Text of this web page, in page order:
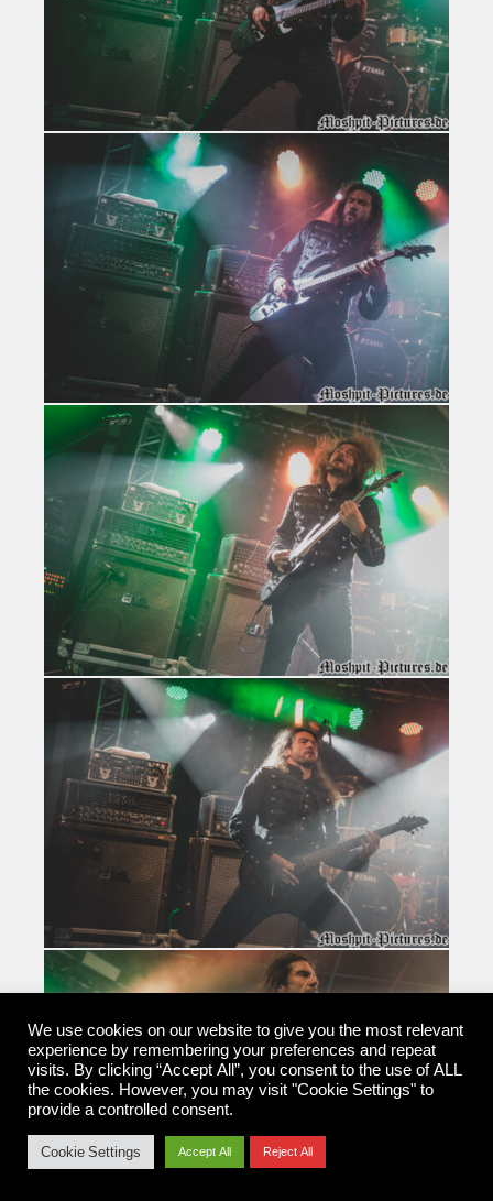
We use cookies on our website to give you the most relevant
experience by remembering your preferences and repeat
visits. By clicking “Accept All”, you consent to the use of ALL
the cookies. However, you may visit "Cookie Settings" to
provide a controlled consent.
Cookie Settings Accept All Reject All